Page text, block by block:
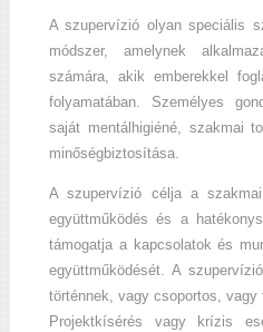
A szupervízió olyan speciális
módszer, amelynek
számára, akik emberekkel
folyamatában. Személyes
saját mentálhigiéné, szakmai
minőségbiztosítása.
A szupervízió célja a
együttműködés és a
támogatja a kapcsolatok és
együttműködését. A
történnek, vagy csoportos,
Projektkísérés vagy krízis